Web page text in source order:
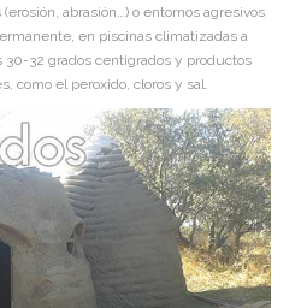
abrasión…) o entornos agresivos
en piscinas climatizadas a
32 grados centigrados y productos
como el peroxido, cloros y sal.